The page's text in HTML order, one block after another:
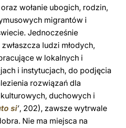
wołanie ubogich, rodzin,
migrantów i
Jednocześnie
ludzi młodych,
w lokalnych i
i instytucjach, do podjęcia
rozwiązań dla
duchowych i
si’, 202), zawsze wytrwale
Nie ma miejsca na